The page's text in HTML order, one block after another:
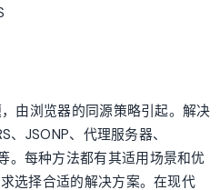
由浏览器的同源策略引起。解决
JSONP、代理服务器、
每种方法都有其适用场景和优
选择合适的解决方案。在现代